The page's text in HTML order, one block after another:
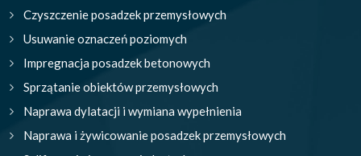
Czyszczenie posadzek przemysłowych
Usuwanie oznaczeń poziomych
Impregnacja posadzek betonowych
Sprzątanie obiektów przemysłowych
Naprawa dylatacji i wymiana wypełnienia
Naprawa i żywicowanie posadzek przemysłowych